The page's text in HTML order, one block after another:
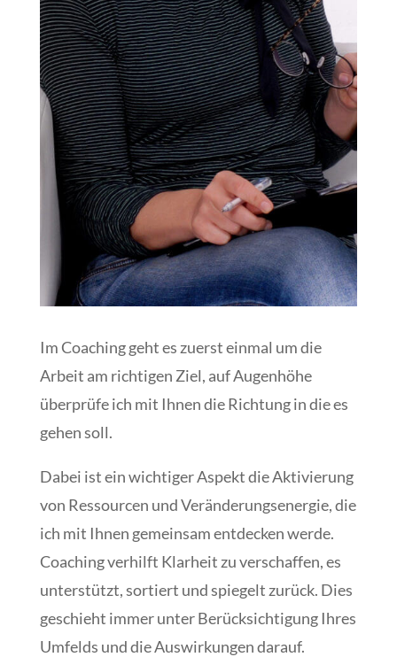
Im Coaching geht es zuerst einmal um die
Arbeit am richtigen Ziel, auf Augenhöhe
überprüfe ich mit Ihnen die Richtung in die es
gehen soll.
Dabei ist ein wichtiger Aspekt die Aktivierung
von Ressourcen und Veränderungsenergie, die
ich mit Ihnen gemeinsam entdecken werde.
Coaching verhilft Klarheit zu verschaffen, es
unterstützt, sortiert und spiegelt zurück. Dies
geschieht immer unter Berücksichtigung Ihres
Umfelds und die Auswirkungen darauf.